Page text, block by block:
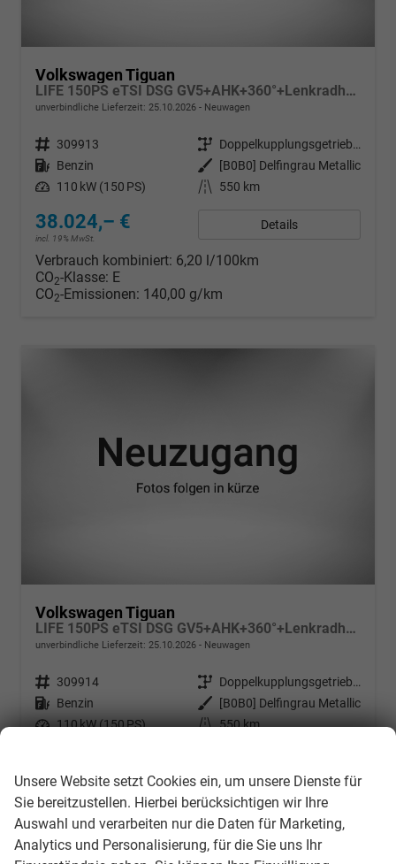
Volkswagen Tiguan
LIFE 150PS eTSI DSG GV5+AHK+360°+Lenkradheiz+IQ.Drive+ACC+App+eHeck+LED
unverbindliche Lieferzeit: 25.10.2026 Neuwagen
Fahrzeugnr. 309913 Getriebe
Doppelkupplungsgetriebe (DSG)
Kraftstoff Benzin Außenfarbe
[B0B0] Delfingrau Metallic
Leistung 110 kW (150 PS) Kilometerstand 550 km
38.024,– €
incl. 19% MwSt.
Details
Verbrauch kombiniert: 6,20 l/100km
CO2-Klasse: E
CO2-Emissionen: 140,00 g/km
Volkswagen Tiguan
LIFE 150PS eTSI DSG GV5+AHK+360°+Lenkradheiz+IQ.Drive+ACC+App+eHeck+LED
unverbindliche Lieferzeit: 25.10.2026 Neuwagen
Fahrzeugnr. 309914 Getriebe
Doppelkupplungsgetriebe (DSG)
Kraftstoff Benzin Außenfarbe
[B0B0] Delfingrau Metallic
Leistung 110 kW (150 PS) Kilometerstand 550 km
incl. 19% MwSt.
Verbrauch kombiniert:6,20 l/100km
2 -Klasse:
CO -Emissionen:140,00 g/km
Unsere Website setzt Cookies ein, um unsere Dienste für
Sie bereitzustellen. Hierbei berücksichtigen wir Ihre
Auswahl und verarbeiten nur die Daten für Marketing,
Analytics und Personalisierung, für die Sie uns Ihr